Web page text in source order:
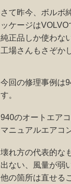
さて昨今、ボルボ
ッケージは
純正品しか使わな
工場さんもさぞか
今回の修理事例は
す。
940のオートエア
マニュアルエアコ
壊れ方の代表的な
出ない、風量が弱
他の箇所は直せる